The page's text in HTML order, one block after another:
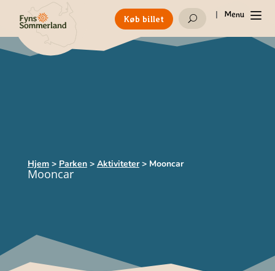
Køb billet U | Menu
Hjem> Parken> Aktiviteter> Mooncar
Mooncar